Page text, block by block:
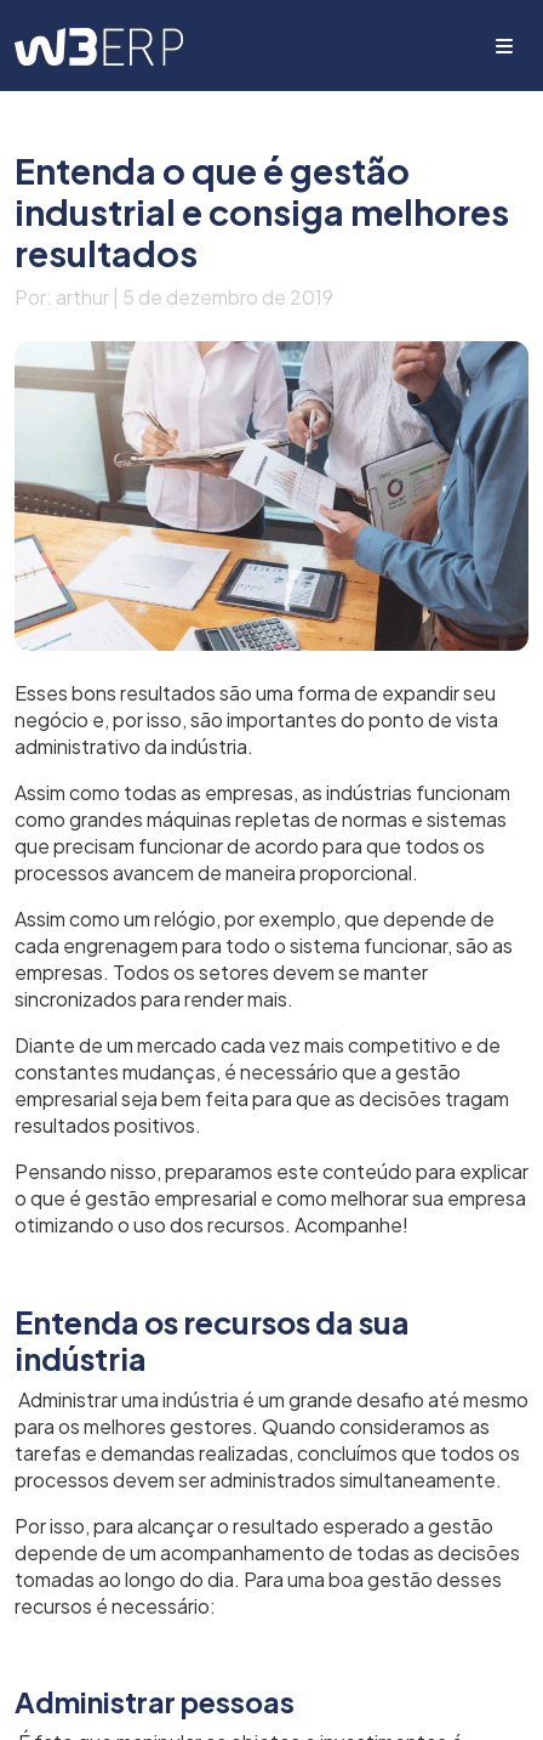
Entenda o que é gestão
industrial e consiga melhores
resultados
Por: arthur | 5 de dezembro de 2019
Esses bons resultados são uma forma de expandir seu
negócio e, por isso, são importantes do ponto de vista
administrativo da indústria.
Assim como todas as empresas, as indústrias funcionam
como grandes máquinas repletas de normas e sistemas
que precisam funcionar de acordo para que todos os
processos avancem de maneira proporcional.
Assim como um relógio, por exemplo, que depende de
cada engrenagem para todo o sistema funcionar, são as
empresas. Todos os setores devem se manter
sincronizados para render mais.
Diante de um mercado cada vez mais competitivo e de
constantes mudanças, é necessário que a gestão
empresarial seja bem feita para que as decisões tragam
resultados positivos.
Pensando nisso, preparamos este conteúdo para explicar
o que é gestão empresarial e como melhorar sua empresa
otimizando o uso dos recursos. Acompanhe!
Entenda os recursos da sua
indústria
Administrar uma indústria é um grande desafio até mesmo
para os melhores gestores. Quando consideramos as
tarefas e demandas realizadas, concluímos que todos os
processos devem ser administrados simultaneamente.
Por isso, para alcançar o resultado esperado a gestão
depende de um acompanhamento de todas as decisões
tomadas ao longo do dia. Para uma boa gestão desses
recursos é necessário:
Administrar pessoas